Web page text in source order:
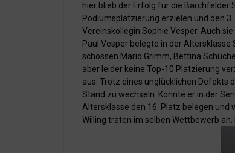
hier blieb der Erfolg für die Barchfelder
Podiumsplatzierung erzielen und den
Vereinskollegin Sophie Vesper. Auch
Paul Vesper belegte in der
schossen Mario Grimm, Bettina
aber leider keine Top-10 Platzierung
aus. Trotz eines unglücklichen Defekts
Stand zu wechseln. Konnte er in der
Altersklasse den 16. Platz belegen und
Willing traten im selben Wettbewerb